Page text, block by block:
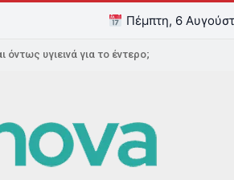
Πέμπτη, 6
όντως υγιεινά για το έντερο;